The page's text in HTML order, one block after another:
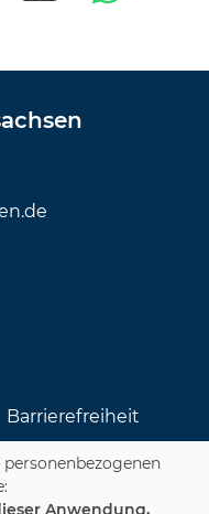
Barrierefreiheit
Anwendung,